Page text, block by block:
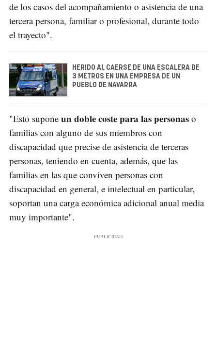
de los casos del acompañamiento o asistencia de una
tercera persona, familiar o profesional, durante todo
el trayecto".
HERIDO AL CAERSE DE UNA ESCALERA DE
3 METROS EN UNA EMPRESA DE UN
PUEBLO DE NAVARRA
"Esto supone un doble coste para las personas o
familias con alguno de sus miembros con
discapacidad que precise de asistencia de terceras
personas, teniendo en cuenta, además, que las
familias en las que conviven personas con
discapacidad en general, e intelectual en particular,
soportan una carga económica adicional anual media
muy importante".